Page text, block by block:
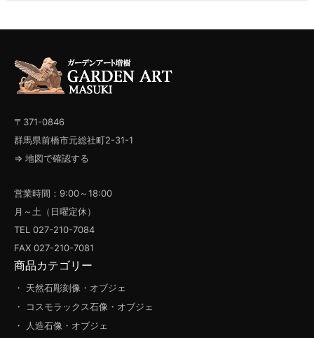
〒371-0846
群馬県前橋市元総社町2-31-1
⇒ 地図で確認する
営業時間：9:00～18:00
月～土（日曜定休）
TEL 027-210-7084
FAX 027-210-7081
商品カテゴリー
・ 天然石彫刻像・オブジェ
・ コスモラックス石像・オブジェ
・ 人造石像・オブジェ